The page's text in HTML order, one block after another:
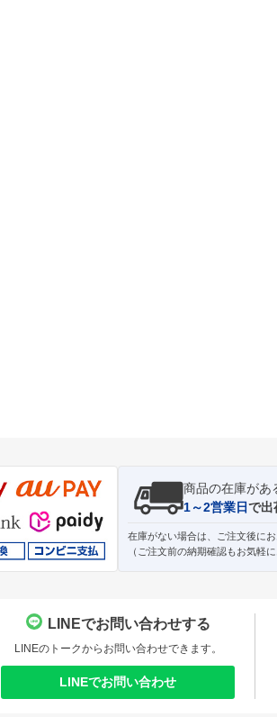
商品の在庫があ
1～2営業日で出
在庫がない場合は、ご注文後に
（ご注文前の納期確認もお気軽
LINEでお問い合わせする
LINEのトークからお問い合わせできます。
LINEでお問い合わせ